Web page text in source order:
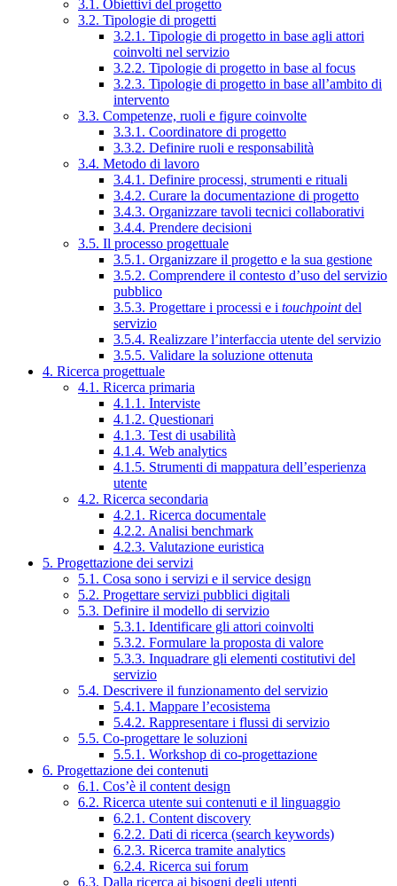
3.1. Obiettivi del progetto
3.2. Tipologie di progetti
3.2.1. Tipologie di progetto in base agli attori
coinvolti nel servizio
3.2.2. Tipologie di progetto in base al focus
3.2.3. Tipologie di progetto in base all’ambito di
intervento
3.3. Competenze, ruoli e figure coinvolte
3.3.1. Coordinatore di progetto
3.3.2. Definire ruoli e responsabilità
3.4. Metodo di lavoro
3.4.1. Definire processi, strumenti e rituali
3.4.2. Curare la documentazione di progetto
3.4.3. Organizzare tavoli tecnici collaborativi
3.4.4. Prendere decisioni
3.5. Il processo progettuale
3.5.1. Organizzare il progetto e la sua gestione
3.5.2. Comprendere il contesto d’uso del servizio
pubblico
3.5.3. Progettare i processi e i touchpointdel
servizio
3.5.4. Realizzare l’interfaccia utente del servizio
3.5.5. Validare la soluzione ottenuta
4. Ricerca progettuale
4.1. Ricerca primaria
4.1.1. Interviste
4.1.2. Questionari
4.1.3. Test di usabilità
4.1.4. Web analytics
4.1.5. Strumenti di mappatura dell’esperienza
utente
4.2. Ricerca secondaria
4.2.1. Ricerca documentale
4.2.2. Analisi benchmark
4.2.3. Valutazione euristica
5. Progettazione dei servizi
5.1. Cosa sono i servizi e il service design
5.2. Progettare servizi pubblici digitali
5.3. Definire il modello di servizio
5.3.1. Identificare gli attori coinvolti
5.3.2. Formulare la proposta di valore
5.3.3. Inquadrare gli elementi costitutivi del
servizio
5.4. Descrivere il funzionamento del servizio
5.4.1. Mappare l’ecosistema
5.4.2. Rappresentare i flussi di servizio
5.5. Co-progettare le soluzioni
5.5.1. Workshop di co-progettazione
6. Progettazione dei contenuti
6.1. Cos’è il content design
6.2. Ricerca utente sui contenuti e il linguaggio
6.2.1. Content discovery
6.2.2. Dati di ricerca (search keywords)
6.2.3. Ricerca tramite analytics
6.2.4. Ricerca sui forum
6.3. Dalla ricerca ai bisogni degli utenti